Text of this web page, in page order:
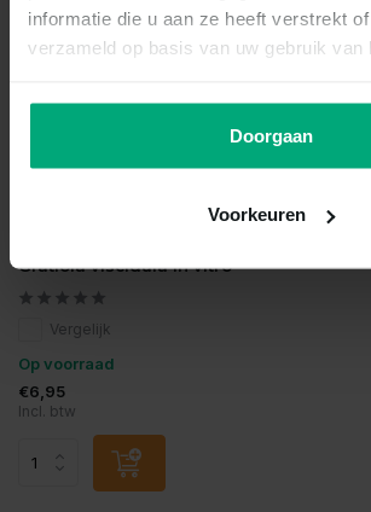
informatie die u aan ze heeft verstrekt
verzameld op basis van uw gebruik van
Doorgaan
Voorkeuren
Gratiola viscidula in vitro
Vergelijk
Op voorraad
€6,95
Incl. btw